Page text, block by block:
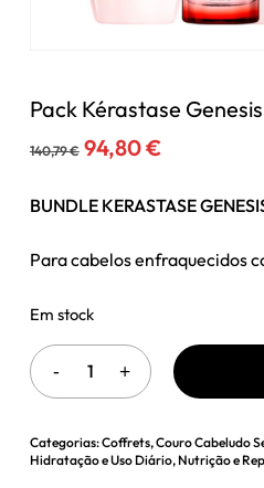
Pack Kérastase Genesis
140,79€ O
original
140,79 €.
94,80€O
atual
94,80 €.
BUNDLE KERASTASE
Para cabelos enfraquecidos
Em stock
Categorias:Coffrets,Couro Cabeludo
Hidratação e Uso Diário,Nutrição e